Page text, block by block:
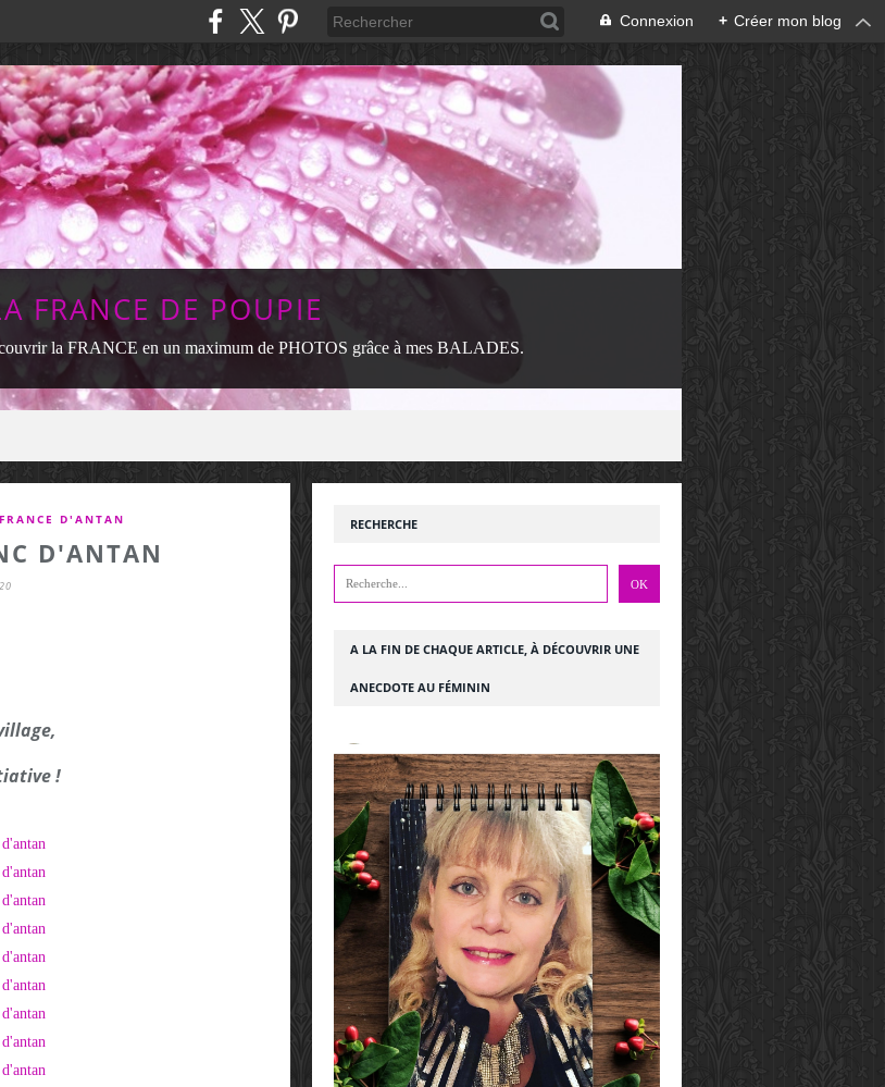
Connexion + Créer mon blog
FRANCE DE POUPIE
la FRANCE en un maximum de PHOTOS grâce à mes BALADES.
D'ANTAN
D'ANTAN
!
RECHERCHE
A LA FIN DE CHAQUE ARTICLE, À DÉCOUVRIR UNE
ANECDOTE AU FÉMININ